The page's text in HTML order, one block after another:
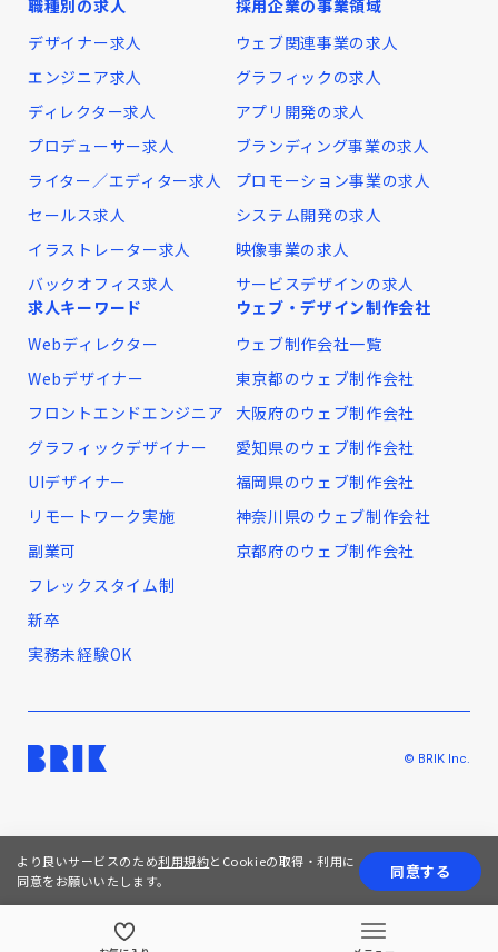
職種別の求人
デザイナー求人
エンジニア求人
ディレクター求人
プロデューサー求人
ライター／エディター求人
セールス求人
イラストレーター求人
バックオフィス求人
採用企業の事業領域
ウェブ関連事業の求人
グラフィックの求人
アプリ開発の求人
ブランディング事業の求人
プロモーション事業の求人
システム開発の求人
映像事業の求人
サービスデザインの求人
求人キーワード
Webディレクター
Webデザイナー
フロントエンドエンジニア
グラフィックデザイナー
UIデザイナー
リモートワーク実施
副業可
フレックスタイム制
新卒
実務未経験OK
ウェブ・デザイン制作会社
ウェブ制作会社一覧
東京都のウェブ制作会社
大阪府のウェブ制作会社
愛知県のウェブ制作会社
福岡県のウェブ制作会社
神奈川県のウェブ制作会社
京都府のウェブ制作会社
© BRIK Inc.
より良いサービスのため利用規約とCookieの取得・利用に
同意をお願いいたします。
同意する